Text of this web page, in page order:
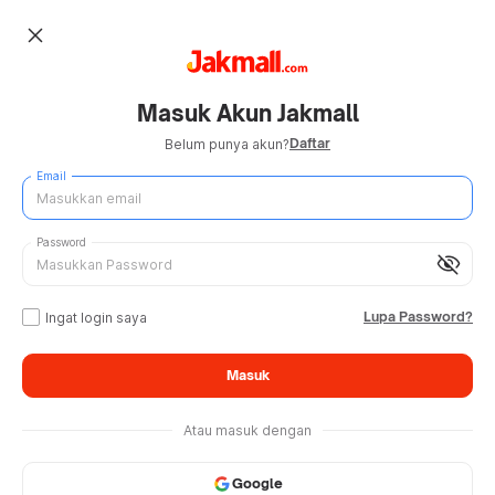
close
Masuk Akun Jakmall
Belum punya akun?Daftar
Email
visibility_off
Password
Ingat login saya Lupa Password?
Masuk
Atau masuk dengan
Google